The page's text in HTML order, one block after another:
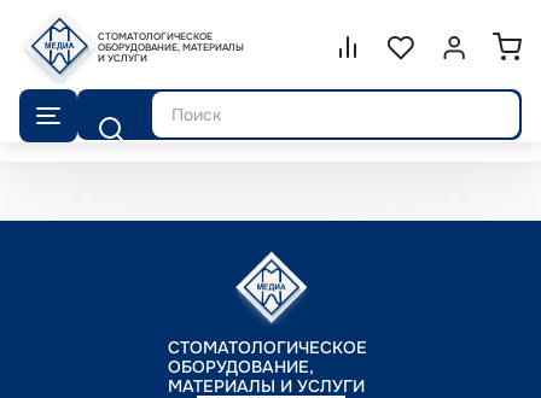
СТОМАТОЛОГИЧЕСКОЕ
ОБОРУДОВАНИЕ, МАТЕРИАЛЫ
И УСЛУГИ
Сравнение.
СписокВойти или
Поиск
СТОМАТОЛОГИЧЕСКОЕ
ОБОРУДОВАНИЕ,
МАТЕРИАЛЫ И УСЛУГИ